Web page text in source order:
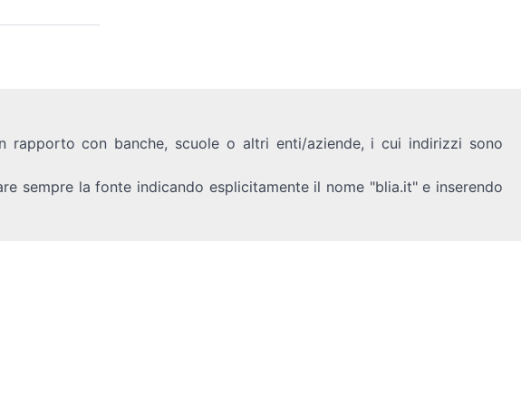
rapporto con banche, scuole o altri enti/aziende, i cui indirizzi sono
sempre la fonte indicando esplicitamente il nome "blia.it" e inserendo